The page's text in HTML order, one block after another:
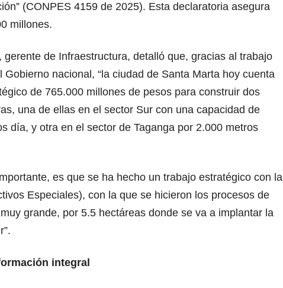
(CONPES 4159 de 2025). Esta declaratoria asegura
millones.
gerente de Infraestructura, detalló que, gracias al trabajo
Gobierno nacional, “la ciudad de Santa Marta hoy cuenta
de 765.000 millones de pesos para construir dos
una de ellas en el sector Sur con una capacidad de
día, y otra en el sector de Taganga por 2.000 metros
es que se ha hecho un trabajo estratégico con la
Especiales), con la que se hicieron los procesos de
grande, por 5.5 hectáreas donde se va a implantar la
integral